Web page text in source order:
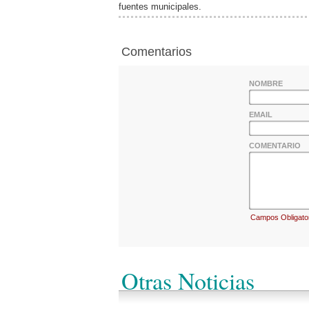
fuentes municipales.
Comentarios
NOMBRE
EMAIL
COMENTARIO
Campos
Otras Noticias